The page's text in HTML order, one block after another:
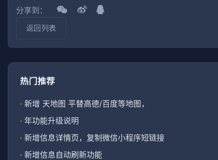
分享到：
返回列表
热门推荐
· 新增 天地图 平替高德/百度等地图，
· 年功能升级说明
· 新增信息详情页，复制微信小程序短链接
· 新增信息自动刷新功能